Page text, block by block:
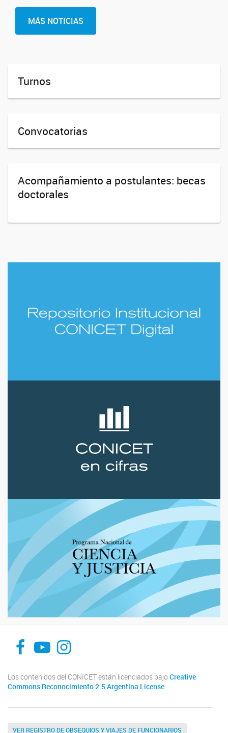
MÁS NOTICIAS
Turnos
Convocatorias
Acompañamiento a postulantes: becas
doctorales
Facebook UE CISOR
Canal YouTube UE CISORInstagram UE CISOR
Los contenidos del CONICET están licenciados bajo Creative
Commons Reconocimiento 2.5 Argentina License
VER REGISTRO DE OBSEQUIOS Y VIAJES DE FUNCIONARIOS